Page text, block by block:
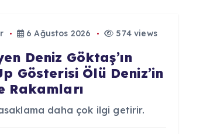
6 Ağustos 2026 574 views
Deniz Göktaş’ın
Gösterisi Ölü Deniz’in
Rakamları
daha çok ilgi getirir.